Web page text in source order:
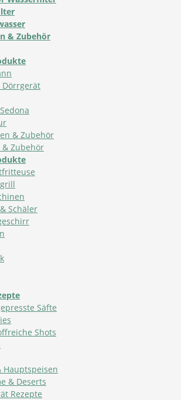
& Zubehör
& Zubehör
Zubehör
Schäler
Säfte
Shots
Hauptspeisen
& Deserts
Rezepte